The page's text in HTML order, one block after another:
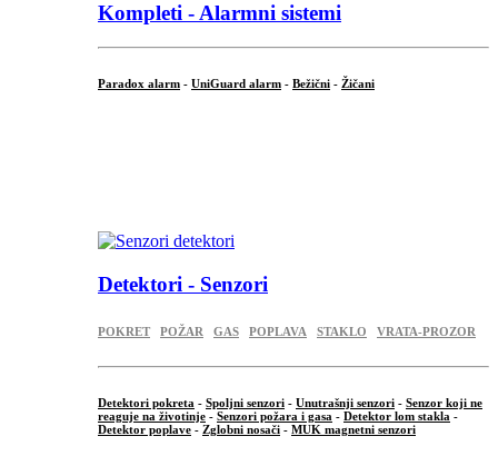
Kompleti - Alarmni sistemi
Paradox alarm - UniGuard alarm - Bežični - Žičani
Detektori - Senzori
POKRET POŽAR GAS POPLAVA STAKLO VRATA-PROZOR
Detektori pokreta - Spoljni senzori - Unutrašnji senzori - Senzor koji ne
reaguje na životinje - Senzori požara i gasa - Detektor lom stakla -
Detektor poplave - Zglobni nosači - MUK magnetni senzori